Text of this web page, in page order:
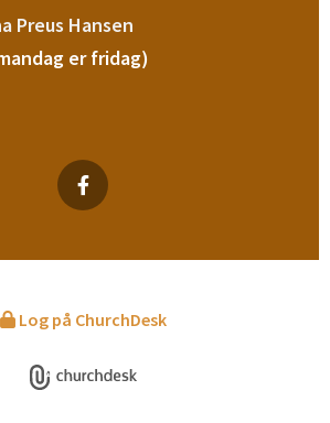
Preus Hansen
er fridag)
Log på ChurchDesk